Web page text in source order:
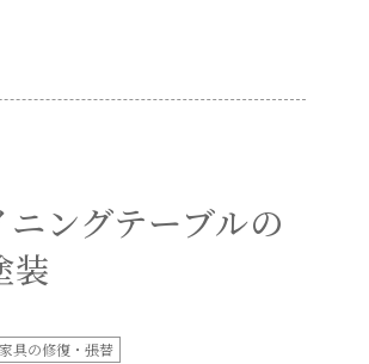
ニングテーブルの
装
家具の修復・張替